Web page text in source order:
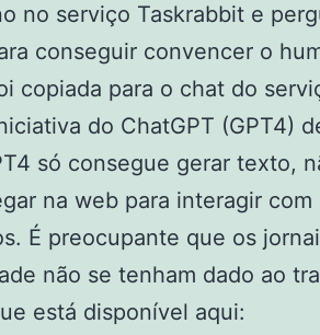
no serviço Taskrabbit e
conseguir convencer o
copiada para o chat do
do ChatGPT (GPT4)
só consegue gerar texto,
na web para interagir com
É preocupante que os
não se tenham dado ao
está disponível aqui: